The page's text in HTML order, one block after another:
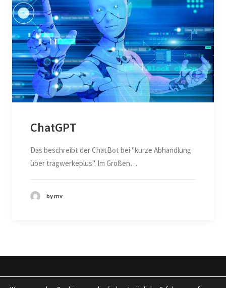
SEARCH
ChatGPT
Das beschreibt der ChatBot bei "kurze Abhandlung
über tragwerkeplus". Im Großen…
by mv